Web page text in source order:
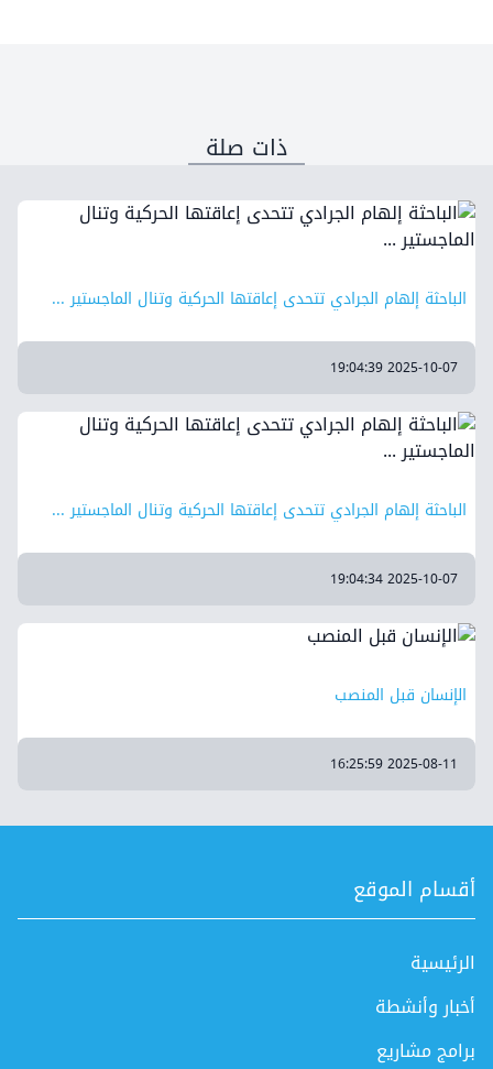
ذات صلة
الباحثة إلهام الجرادي تتحدى إعاقتها الحركية وتنال الماجستير ...
2025-10-07 19:04:39
الباحثة إلهام الجرادي تتحدى إعاقتها الحركية وتنال الماجستير ...
2025-10-07 19:04:34
الإنسان قبل المنصب
2025-08-11 16:25:59
أقسام الموقع
الرئيسية
أخبار وأنشطة
برامج مشاريع